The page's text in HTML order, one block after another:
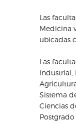
Las
Medicina
ubicadas
Las
Industrial,
Sistema
Ciencias
Postgrado